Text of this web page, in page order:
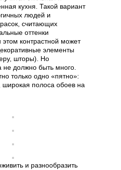
кухня. Такой вариант
людей и
считающих
оттенки
контрастной может
элементы
шторы). Но
не должно быть много.
только одно «пятно»:
широкая полоса обоев на
и разнообразить